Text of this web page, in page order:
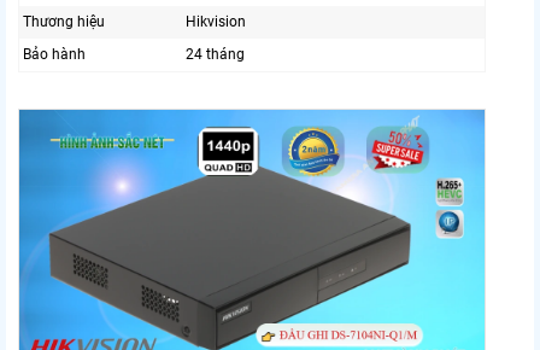
Thương hiệu
Hikvision
Bảo hành
24 tháng